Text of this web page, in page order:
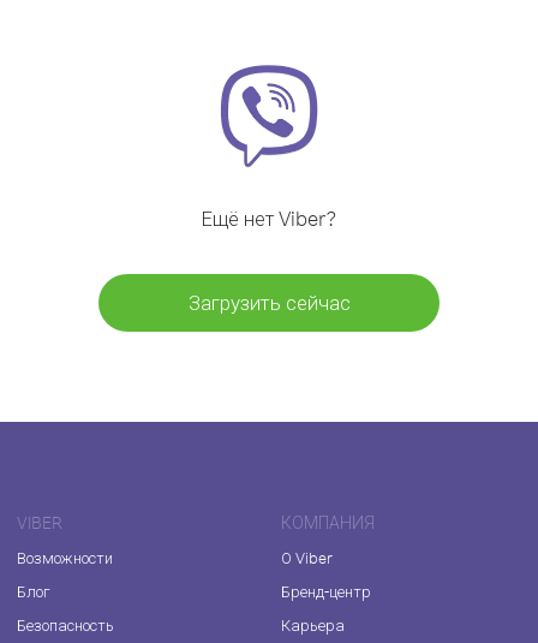
Ещё нет Viber?
Загрузить сейчас
VIBER
Возможности
Блог
Безопасность
КОМПАНИЯ
О Viber
Бренд-центр
Карьера